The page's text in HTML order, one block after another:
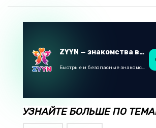
ZYYN — знакомства в Казахстане
Быстрые и безопасные знакомства в Telegram
УЗНАЙТЕ БОЛЬШЕ ПО